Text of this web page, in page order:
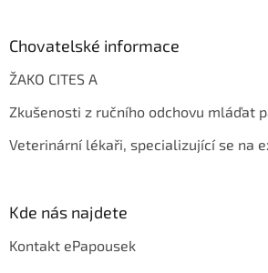
Chovatelské informace
ŽAKO CITES A
Zkušenosti z ručního odchovu mláďat
Veterinární lékaři, specializující se na
Kde nás najdete
Kontakt ePapousek